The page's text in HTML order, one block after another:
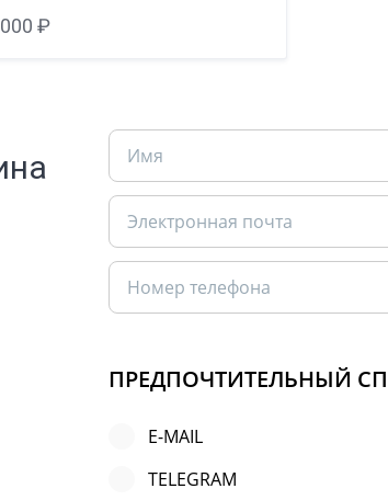
₽
ПРЕДПОЧТИТЕЛЬНЫЙ
E-MAIL
TELEGRAM